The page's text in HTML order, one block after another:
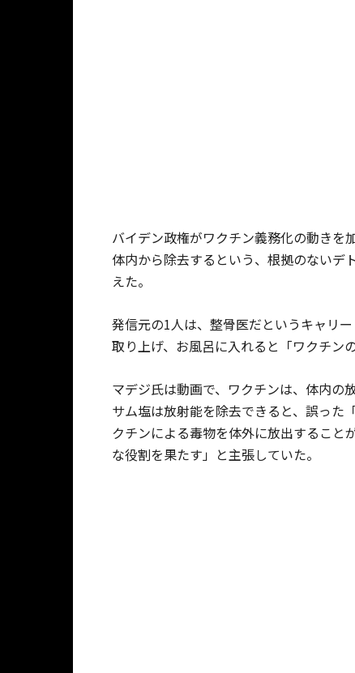
バイデン政権がワクチン義務化の動きを
体内から除去するという、根拠のないデ
えた。
発信元の1人は、整骨医だというキャリ
取り上げ、お風呂に入れると「ワクチン
マデジ氏は動画で、ワクチンは、体内の
サム塩は放射能を除去できると、誤った
クチンによる毒物を体外に放出すること
な役割を果たす」と主張していた。